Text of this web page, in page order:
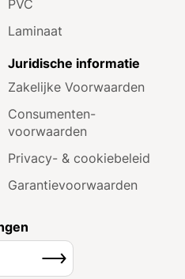
PVC
Laminaat
Juridische informatie
Zakelijke Voorwaarden
Consumenten­
voorwaarden
Privacy- & cookiebeleid
Garantie­voorwaarden
Inschrijven